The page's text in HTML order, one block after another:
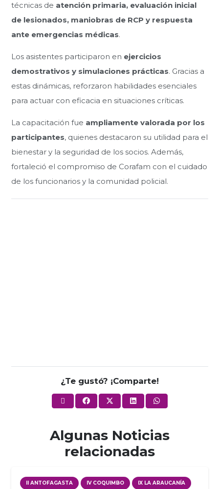
técnicas de atención primaria, evaluación inicial
de lesionados, maniobras de RCP y respuesta
ante emergencias médicas.
Los asistentes participaron en ejercicios
demostrativos y simulaciones prácticas. Gracias a
estas dinámicas, reforzaron habilidades esenciales
para actuar con eficacia en situaciones críticas.
La capacitación fue ampliamente valorada por los
participantes, quienes destacaron su utilidad para el
bienestar y la seguridad de los socios. Además,
fortaleció el compromiso de Corafam con el cuidado
de los funcionarios y la comunidad policial.
¿Te gustó? ¡Comparte!
Algunas Noticias
relacionadas
II ANTOFAGASTA IV COQUIMBO IX LA ARAUCANÍA